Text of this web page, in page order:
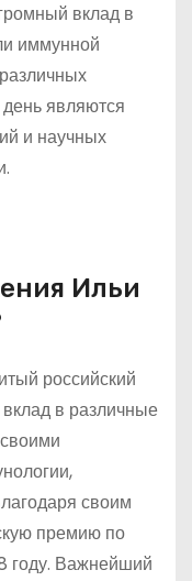
вклад в
иммунной
являются
и научных
Ильи
российский
в различные
своим
премию по
году. Важнейший